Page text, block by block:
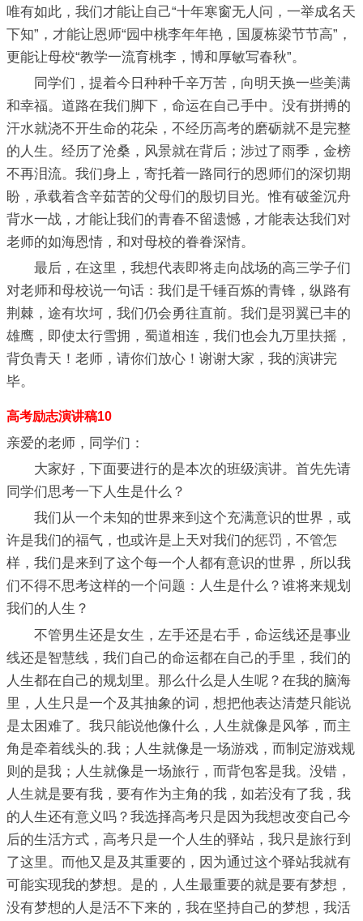
唯有如此，我们才能让自己“十年寒窗无人问，一举成名天
下知”，才能让恩师“园中桃李年年艳，国厦栋梁节节高”，
更能让母校“教学一流育桃李，博和厚敏写春秋”。
同学们，提着今日种种千辛万苦，向明天换一些美满
和幸福。道路在我们脚下，命运在自己手中。没有拼搏的
汗水就浇不开生命的花朵，不经历高考的磨砺就不是完整
的人生。经历了沧桑，风景就在背后；涉过了雨季，金榜
不再泪流。我们身上，寄托着一路同行的恩师们的深切期
盼，承载着含辛茹苦的父母们的殷切目光。惟有破釜沉舟
背水一战，才能让我们的青春不留遗憾，才能表达我们对
老师的如海恩情，和对母校的眷眷深情。
最后，在这里，我想代表即将走向战场的高三学子们
对老师和母校说一句话：我们是千锤百炼的青锋，纵路有
荆棘，途有坎坷，我们仍会勇往直前。我们是羽翼已丰的
雄鹰，即使太行雪拥，蜀道相连，我们也会九万里扶摇，
背负青天！老师，请你们放心！谢谢大家，我的演讲完
毕。
高考励志演讲稿10
亲爱的老师，同学们：
大家好，下面要进行的是本次的班级演讲。首先先请
同学们思考一下人生是什么？
我们从一个未知的世界来到这个充满意识的世界，或
许是我们的福气，也或许是上天对我们的惩罚，不管怎
样，我们是来到了这个每一个人都有意识的世界，所以我
们不得不思考这样的一个问题：人生是什么？谁将来规划
我们的人生？
不管男生还是女生，左手还是右手，命运线还是事业
线还是智慧线，我们自己的命运都在自己的手里，我们的
人生都在自己的规划里。那么什么是人生呢？在我的脑海
里，人生只是一个及其抽象的词，想把他表达清楚只能说
是太困难了。我只能说他像什么，人生就像是风筝，而主
角是牵着线头的.我；人生就像是一场游戏，而制定游戏规
则的是我；人生就像是一场旅行，而背包客是我。没错，
人生就是要有我，要有作为主角的我，如若没有了我，我
的人生还有意义吗？我选择高考只是因为我想改变自己今
后的生活方式，高考只是一个人生的驿站，我只是旅行到
了这里。而他又是及其重要的，因为通过这个驿站我就有
可能实现我的梦想。是的，人生最重要的就是要有梦想，
没有梦想的人是活不下来的，我在坚持自己的梦想，我活